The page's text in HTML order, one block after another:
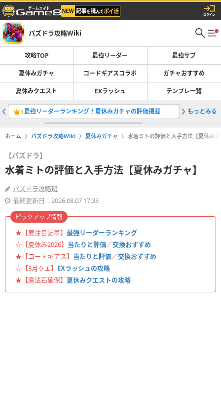
パズドラ攻略Wiki
攻略TOP 最強リーダー 最強サブ
夏休みガチャ コードギアスコラボ ガチャおすすめ
夏休みクエスト EXラッシュ テンプレ一覧
1最強リーダーランキング！夏休みガチャの評価掲載 2コード
もっとみる
ホーム パズドラ攻略Wiki 夏休みガチャ 水着ミトの評価と入手方法【夏休み
【パズドラ】
水着ミトの評価と入手方法【夏休みガチャ】
パズドラ攻略班
最終更新日：2026.08.07 17:33
★【要注目記事】 最強リーダーランキング
☆【夏休み2026】 当たりと評価／交換おすすめ
★【コードギアス】 当たりと評価／交換おすすめ
☆【8月クエ】 EXラッシュの攻略
★【魔法石確保】 夏休みクエストの攻略
ピックアップ情報